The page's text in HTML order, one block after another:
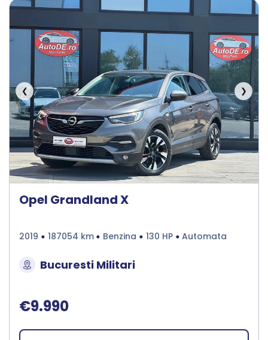
❮ ❯
Opel Grandland X
2019 187054 km Benzina 130 HP Automata
Bucuresti Militari
€9.990